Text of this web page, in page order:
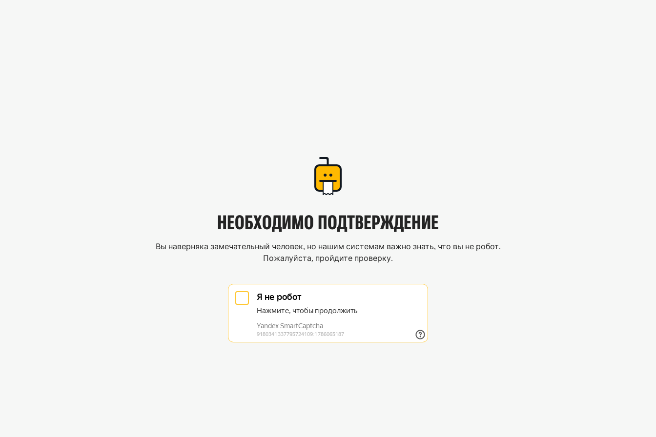
НЕОБХОДИМО ПОДТВЕРЖДЕНИЕ
Вы наверняка замечательный человек, но нашим системам важно знать, что вы не робот.
Пожалуйста, пройдите проверку.